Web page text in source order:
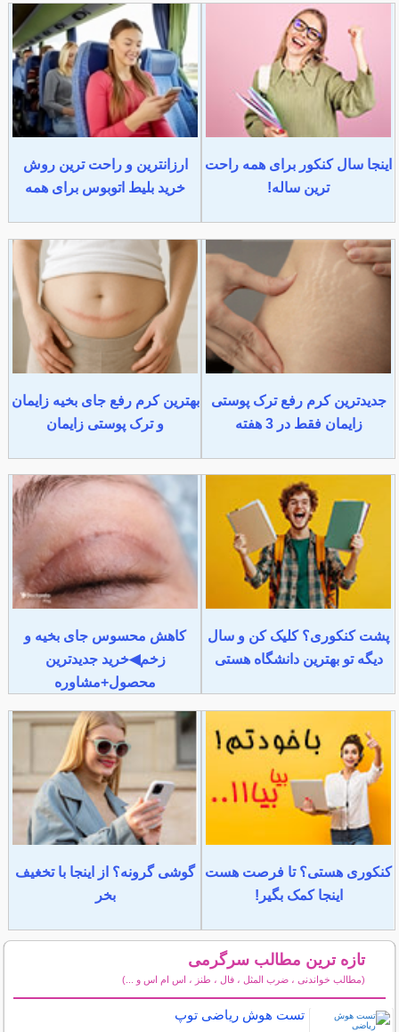
اینجا سال کنکور برای همه راحت
ترین ساله!
ارزانترین و راحت ترین روش
خرید بلیط اتوبوس برای همه
جدیدترین کرم رفع ترک پوستی
زایمان فقط در 3 هفته
بهترین کرم رفع جای بخیه زایمان
و ترک پوستی زایمان
پشت کنکوری؟ کلیک کن و سال
دیگه تو بهترین دانشگاه هستی
کاهش محسوس جای بخیه و
زخم◀خرید جدیدترین
محصول+مشاوره
کنکوری هستی؟ تا فرصت هست
اینجا کمک بگیر!
گوشی گرونه؟ از اینجا با تخغیف
بخر
تازه ترین مطالب سرگرمی
(مطالب خواندنی ، ضرب المثل ، فال ، طنز ، اس ام اس و ...)
تست هوش ریاضی توپ